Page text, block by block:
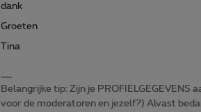
dank
Groeten
Tina
Belangrijke tip: Zijn je
voor de moderatoren en jezelf?) Alvast